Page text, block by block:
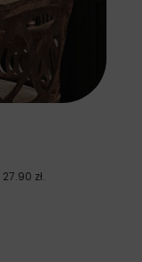
27.90 zł.